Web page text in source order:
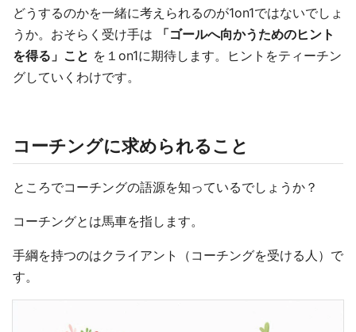
どうするのかを一緒に考えられるのが1on1ではないでしょ
うか。おそらく受け手は
「ゴールへ向かうためのヒント
を得る」こと を１on1に期待します。ヒントをティーチン
グしていくわけです。
コーチングに求められること
ところでコーチングの語源を知っているでしょうか？
コーチングとは馬車を指します。
手綱を持つのはクライアント（コーチングを受ける人）で
す。